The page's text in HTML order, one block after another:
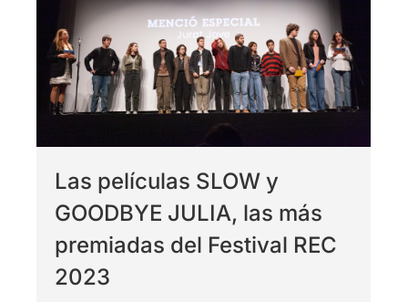
Huella ecológica
Especiales
Pantalla
Tarraco
Talento Local
One to one
RECLab 10!
@panoramica
Las películas SLOW y
GOODBYE JULIA, las más
premiadas del Festival REC
2023